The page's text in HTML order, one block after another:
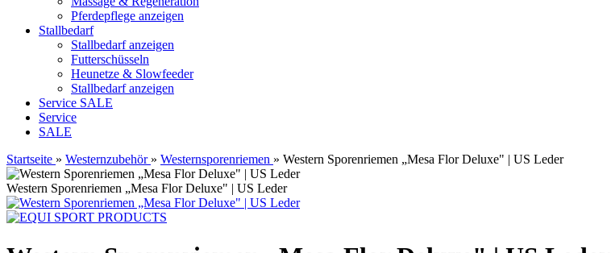
Pferdepflege anzeigen
Stallbedarf
Stallbedarf anzeigen
Futterschüsseln
Heunetze & Slowfeeder
Stallbedarf anzeigen
Service SALE
Service
SALE
Startseite » Westernzubehör » Westernsporenriemen » Western Sporenriemen „Mesa Flor Deluxe" | US Leder
Western Sporenriemen „Mesa Flor Deluxe" | US Leder